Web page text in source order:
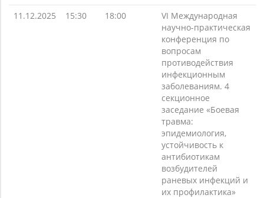
11.12.2025
15:30 18:00
VI Международная
научно-практическая
конференция по
вопросам
противодействия
инфекционным
заболеваниям. 4
секционное
заседание «Боевая
травма:
эпидемиология,
устойчивость к
антибиотикам
возбудителей
раневых инфекций и
их профилактика»